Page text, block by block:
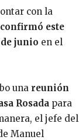
con la
este
junio en el
una reunión
Rosada para
el jefe del
Manuel